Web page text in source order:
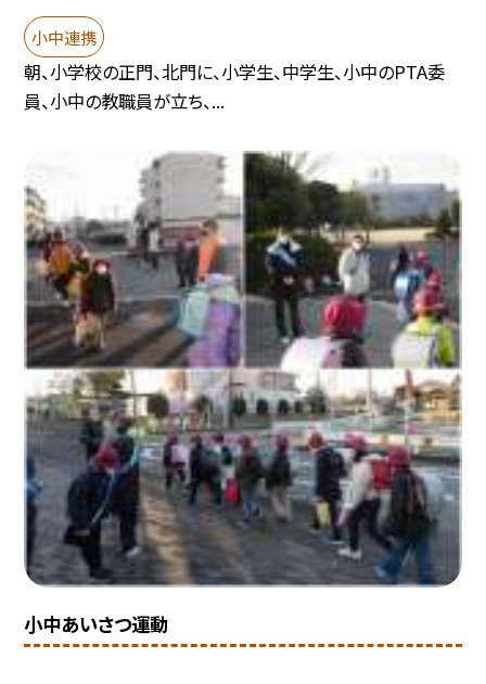
小中連携
朝、小学校の正門、北門に、小学生、中学生、小中のPTA委
員、小中の教職員が立ち、...
小中あいさつ運動